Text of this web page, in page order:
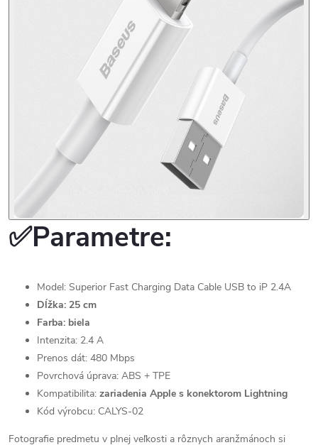
✅Parametre:
Model: Superior Fast Charging Data Cable USB to iP 2.4A
Dĺžka: 25 cm
Farba: biela
Intenzita: 2.4 A
Prenos dát: 480 Mbps
Povrchová úprava: ABS + TPE
Kompatibilita: zariadenia Apple s konektorom Lightning
Kód výrobcu: CALYS-02
Fotografie predmetu v plnej veľkosti a rôznych aranžmánoch si